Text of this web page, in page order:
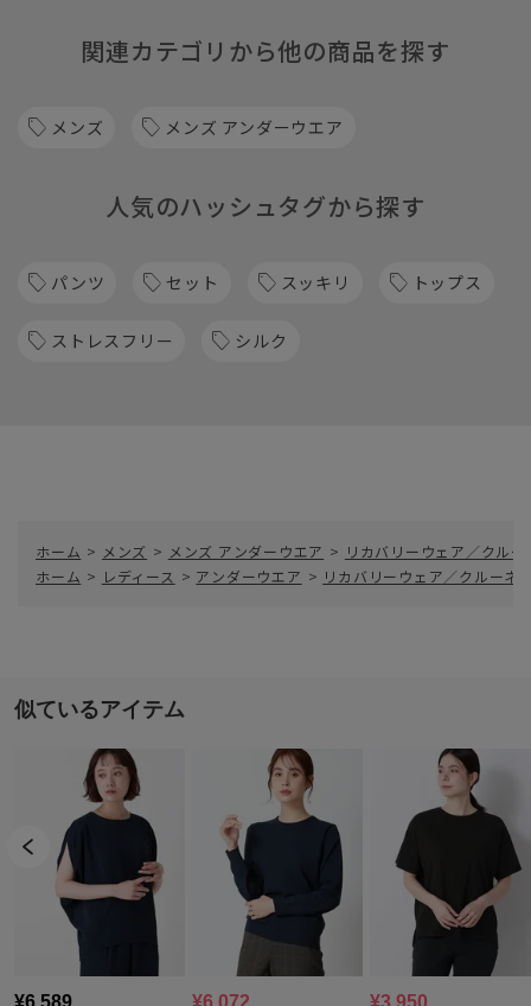
関連カテゴリから他の商品を探す
メンズ メンズ アンダーウエア
人気のハッシュタグから探す
パンツ セット スッキリ トップス
ストレスフリー シルク
ホーム > メンズ > メンズ アンダーウエア > リカバリーウェア／クル
ホーム > レディース > アンダーウエア > リカバリーウェア／クルーネ